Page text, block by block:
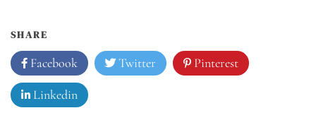
SHARE
Facebook Twitter Pinterest
Linkedin